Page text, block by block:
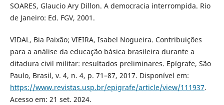
SOARES, Glaucio Ary Dillon. A democracia interrompida. Rio
de Janeiro: Ed. FGV, 2001.
VIDAL, Bia Paixão; VIEIRA, Isabel Nogueira. Contribuições
para a análise da educação básica brasileira durante a
ditadura civil militar: resultados preliminares. Epígrafe, São
Paulo, Brasil, v. 4, n. 4, p. 71–87, 2017. Disponível em:
https://www.revistas.usp.br/epigrafe/article/view/111937.
Acesso em: 21 set. 2024.